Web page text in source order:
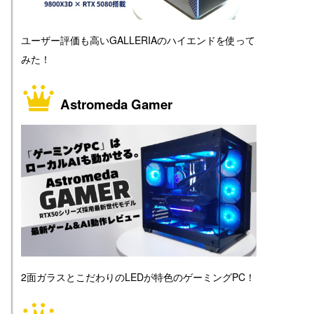
ユーザー評価も高いGALLERIAのハイエンドを使って
みた！
Astromeda Gamer
2面ガラスとこだわりのLEDが特色のゲーミングPC！